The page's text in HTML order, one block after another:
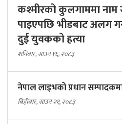
कश्मीरको कुलगाममा नाम
पाइएपछि भीडबाट अलग
दुई युवकको हत्या
शनिबार, साउन १६, २०८३
नेपाल लाइभको प्रधान
बिहीबार, साउन २१, २०८३